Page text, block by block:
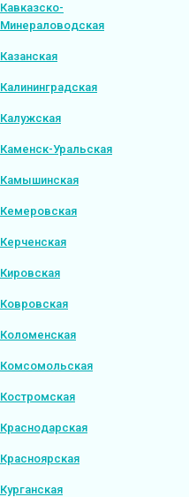
Кавказско-
Минераловодская
Казанская
Калининградская
Калужская
Каменск-Уральская
Камышинская
Кемеровская
Керченская
Кировская
Ковровская
Коломенская
Комсомольская
Костромская
Краснодарская
Красноярская
Курганская